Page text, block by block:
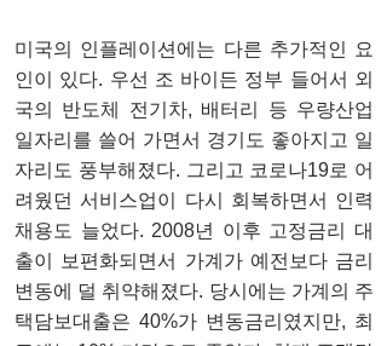
미국의 인플레이션에는 다른 추가적인 요
인이 있다. 우선 조 바이든 정부 들어서 외
국의 반도체 전기차, 배터리 등 우량산업
일자리를 쓸어 가면서 경기도 좋아지고 일
자리도 풍부해졌다. 그리고 코로나19로 어
려웠던 서비스업이 다시 회복하면서 인력
채용도 늘었다. 2008년 이후 고정금리 대
출이 보편화되면서 가계가 예전보다 금리
변동에 덜 취약해졌다. 당시에는 가계의 주
택담보대출은 40%가 변동금리였지만, 최